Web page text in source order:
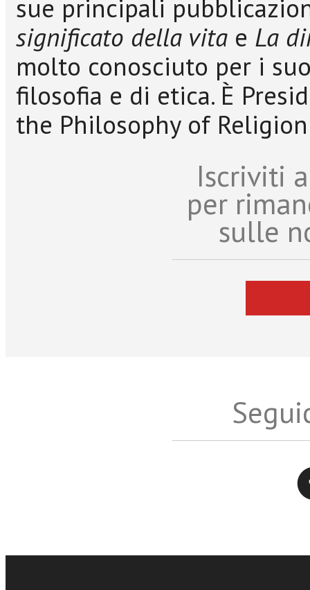
sue principali
significato della vita e La
molto conosciuto per i
filosofia e di etica. È
the Philosophy of
Iscriviti
per
sulle